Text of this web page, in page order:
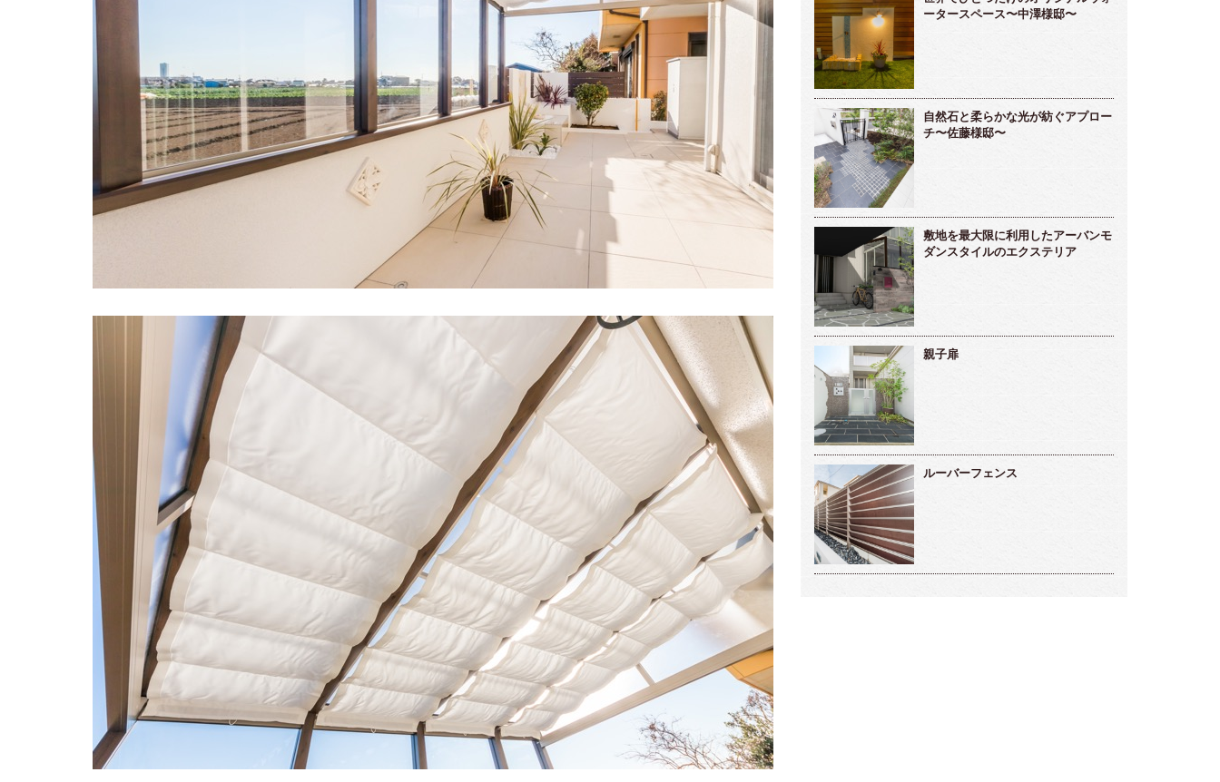
ータースペース〜中澤様邸〜
自然石と柔らかな光が紡ぐアプロー
チ〜佐藤様邸〜
敷地を最大限に利用したアーバンモ
ダンスタイルのエクステリア
親子扉
ルーバーフェンス